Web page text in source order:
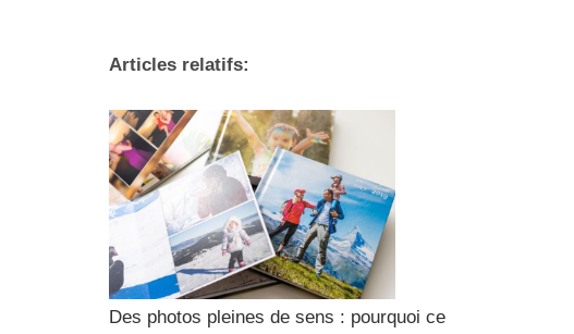
Articles relatifs:
Des photos pleines de sens : pourquoi ce